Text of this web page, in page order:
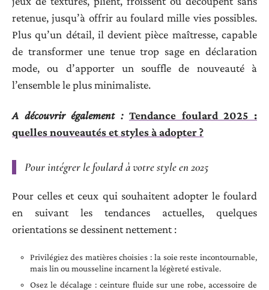
retenue, jusqu’à offrir au foulard mille vies possibles.
Plus qu’un détail, il devient pièce maîtresse, capable
de transformer une tenue trop sage en déclaration
mode, ou d’apporter un souffle de nouveauté à
l’ensemble le plus minimaliste.
A découvrir également : Tendance foulard 2025 :
quelles nouveautés et styles à adopter ?
Pour intégrer le foulard à votre style en 2025
Pour celles et ceux qui souhaitent adopter le foulard
en suivant les tendances actuelles, quelques
orientations se dessinent nettement :
Privilégiez des matières choisies : la soie reste incontournable,
mais lin ou mousseline incarnent la légèreté estivale.
Osez le décalage : ceinture fluide sur une robe, accessoire de